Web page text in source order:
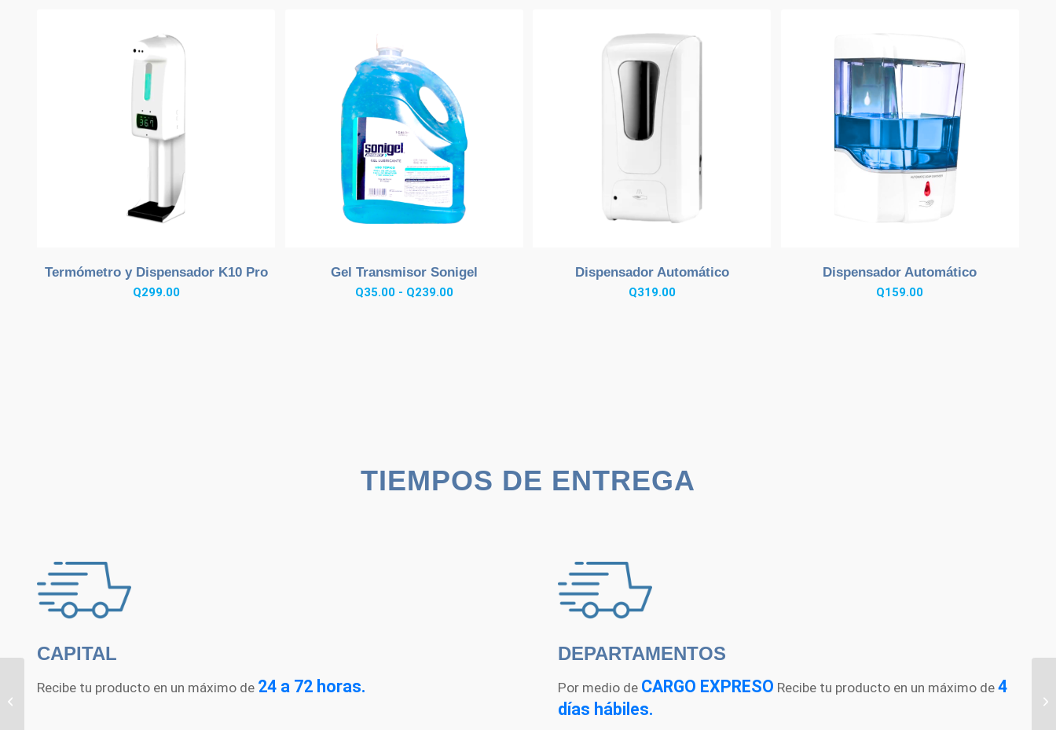
Termómetro y Dispensador K10 Pro
Q299.00
Gel Transmisor Sonigel
Q35.00 - Q239.00Rango
Dispensador Automático
Q319.00
Dispensador Automático
Q159.00
TIEMPOS DE ENTREGA
CAPITAL
Recibe tu producto en un máximo de 24 a 72 horas.
DEPARTAMENTOS
Por medio de CARGO EXPRESO Recibe tu producto en un máximo de 4
días hábiles.